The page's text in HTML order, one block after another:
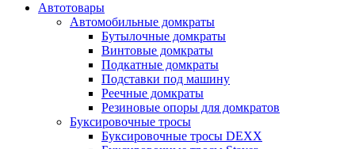
Автотовары
Автомобильные домкраты
Бутылочные домкраты
Винтовые домкраты
Подкатные домкраты
Подставки под машину
Реечные домкраты
Резиновые опоры для домкратов
Буксировочные тросы
Буксировочные тросы DEXX